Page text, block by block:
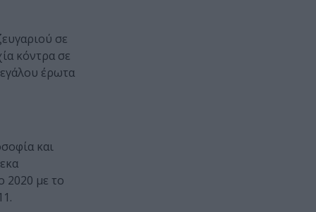
σε
κόντρα σε
έρωτα
και
2020 με το